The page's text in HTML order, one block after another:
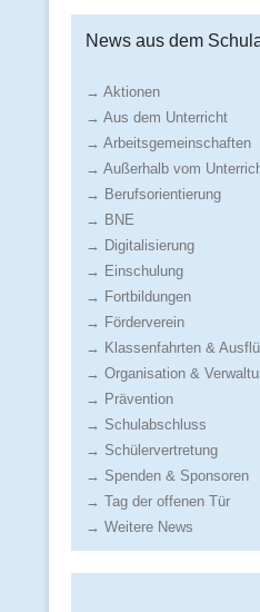
News aus dem
→ Aktionen
→ Aus dem Unterricht
→ Arbeitsgemeinschaften
→ Außerhalb vom
→ Berufsorientierung
→ BNE
→ Digitalisierung
→ Einschulung
→ Fortbildungen
→ Förderverein
→ Klassenfahrten &
→ Organisation &
→ Prävention
→ Schulabschluss
→ Schülervertretung
→ Spenden & Sponsoren
→ Tag der offenen Tür
→ Weitere News